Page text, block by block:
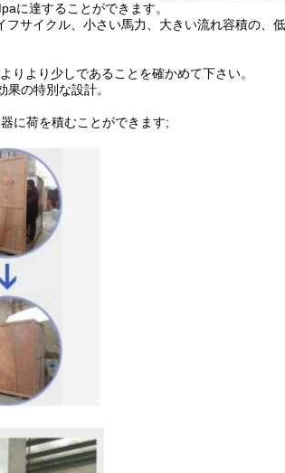
に達することができます。
サイクル、小さい馬力、大きい流れ容積の、
りより少しであることを確かめて下さい。
の特別な設計。
に荷を積むことができます;